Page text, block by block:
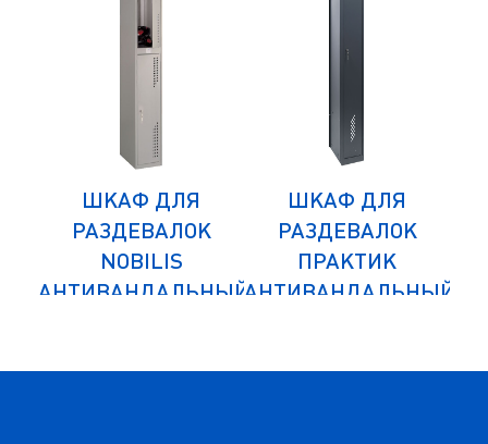
ШКАФ ДЛЯ
РАЗДЕВАЛОК
NOBILIS
АНТИВАНДАЛЬНЫЙ
ШКАФ ДЛЯ
РАЗДЕВАЛОК
ПРАКТИК
АНТИВАНДАЛЬНЫЙ